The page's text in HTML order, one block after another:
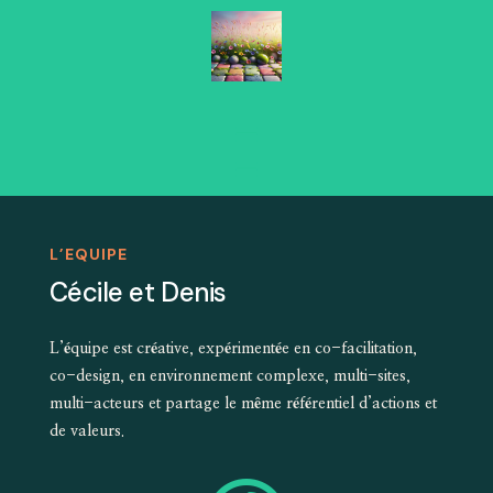
L’EQUIPE
Cécile et Denis
L’équipe est créative, expérimentée en co-facilitation,
co-design, en environnement complexe, multi-sites,
multi-acteurs et partage le même référentiel d’actions et
de valeurs.